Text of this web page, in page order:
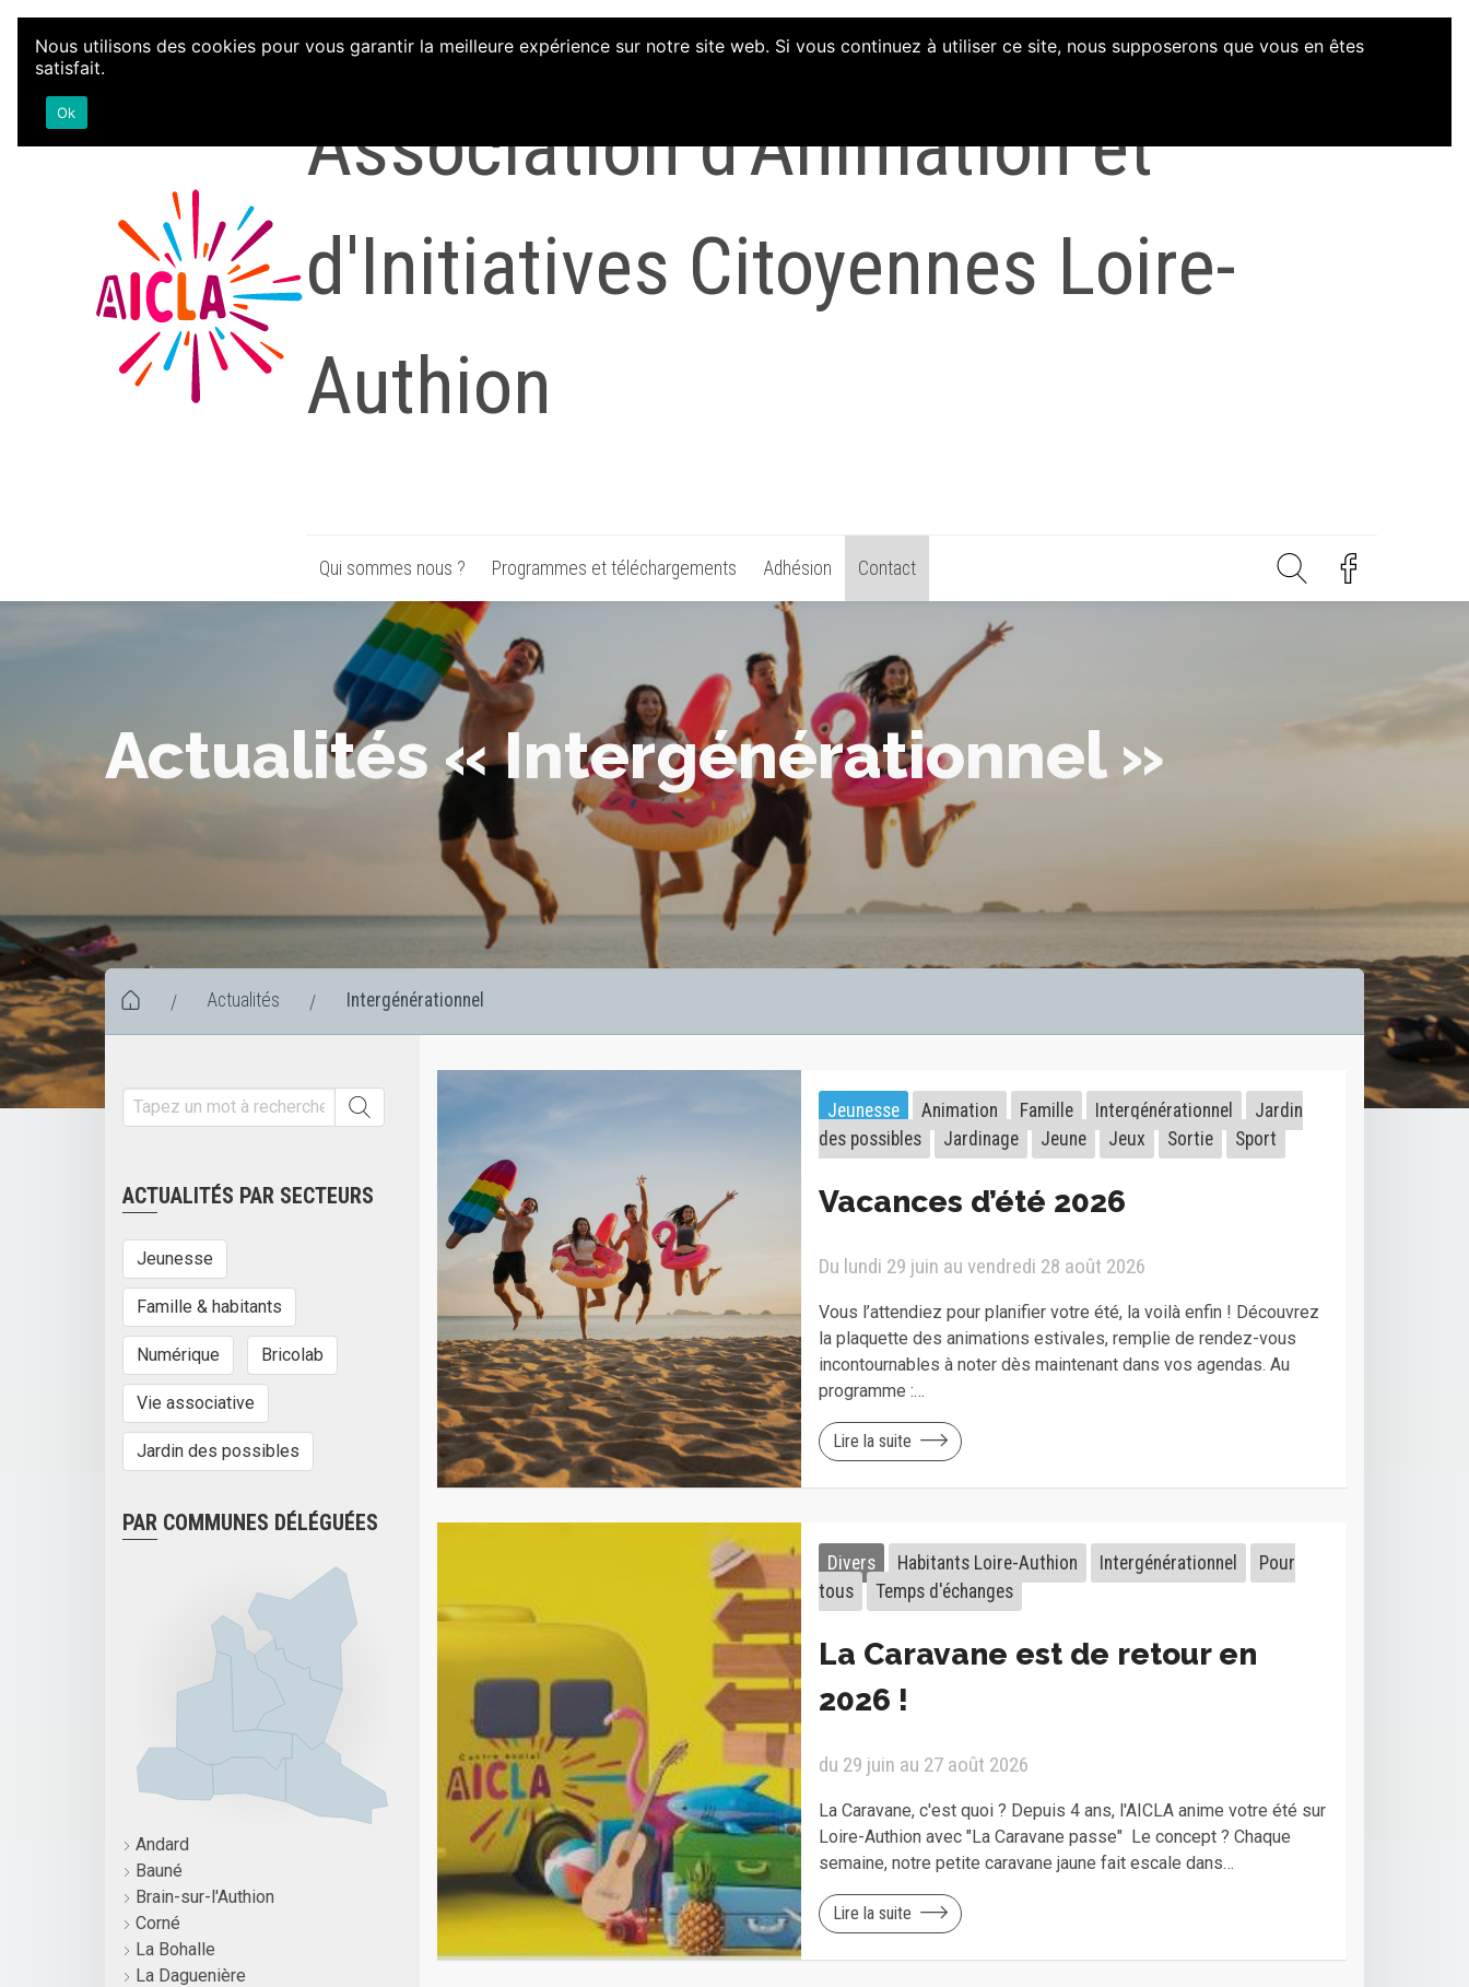
Aller au contenu
Association d'Animation et
d'Initiatives Citoyennes Loire-
Authion
Qui sommes nous ? Programmes et téléchargements Adhésion Contact
Actualités « Intergénérationnel »
/ Actualités / Intergénérationnel
ACTUALITÉS PAR SECTEURS
Jeunesse
Famille & habitants
Numérique Bricolab
Vie associative
Jardin des possibles
PAR COMMUNES DÉLÉGUÉES
Andard
Bauné
Brain-sur-l'Authion
Corné
La Bohalle
La Daguenière
Jeunesse Animation Famille Intergénérationnel
Jardin
des possibles
Jardinage Jeune Jeux Sortie Sport
Vacances d’été 2026
Du lundi 29 juin au vendredi 28 août 2026
Vous l’attendiez pour planifier votre été, la voilà enfin ! Découvrez
la plaquette des animations estivales, remplie de rendez-vous
incontournables à noter dès maintenant dans vos agendas. Au
programme :…
Lire la suite
Divers Habitants Loire-Authion Intergénérationnel
Pour
tous
Temps d'échanges
La Caravane est de retour en
2026 !
du 29 juin au 27 août 2026
La Caravane, c'est quoi ? Depuis 4 ans, l'AICLA anime votre été sur
Loire-Authion avec "La Caravane passe" Le concept ? Chaque
semaine, notre petite caravane jaune fait escale dans…
Lire la suite
Nous utilisons des cookies pour vous garantir la meilleure expérience sur notre site web. Si vous continuez à utiliser ce site, nous supposerons que vous en êtes
satisfait.
Ok